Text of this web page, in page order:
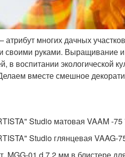
атрибут многих дачных
своими руками. Выращивание
в воспитании экологической
вместе смешное
Studio матовая VAAM -
Studio глянцевая